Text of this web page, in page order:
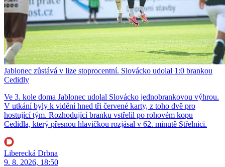
Jablonec zůstává v lize stoprocentní. Slovácko udolal 1:0 brankou
Cedidly
Ve 3. kole doma Jablonec udolal Slovácko jednobrankovou výhrou.
V utkání byly k vidění hned tři červené karty, z toho dvě pro
hostující tým. Rozhodující branku vstřelil po rohovém kopu
Cedidla, který přesnou hlavičkou rozjásal v 62. minutě Střelnici.
Liberecká Drbna
9. 8. 2026, 18:50